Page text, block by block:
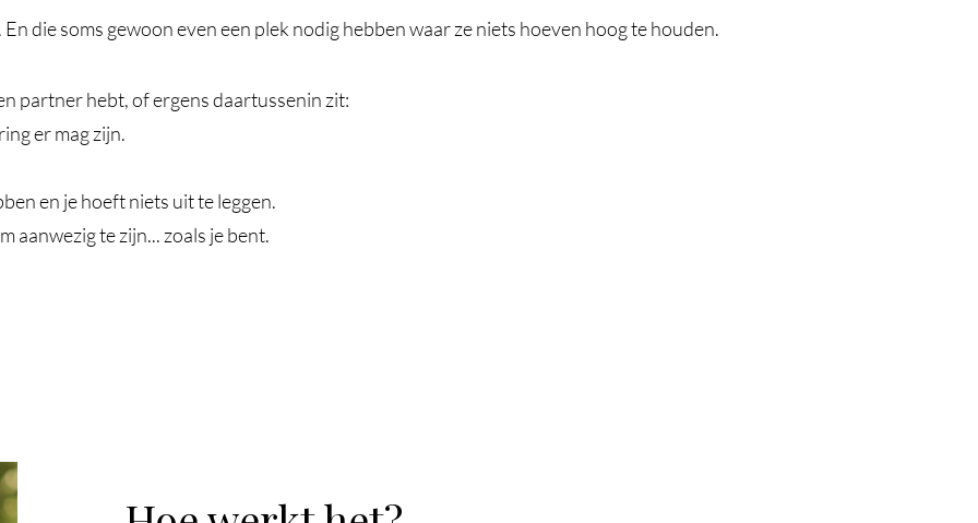
die soms gewoon even een plek nodig hebben waar ze niets hoeven hoog te houden.
partner hebt, of ergens daartussenin zit:
er mag zijn.
en je hoeft niets uit te leggen.
aanwezig te zijn... zoals je bent.